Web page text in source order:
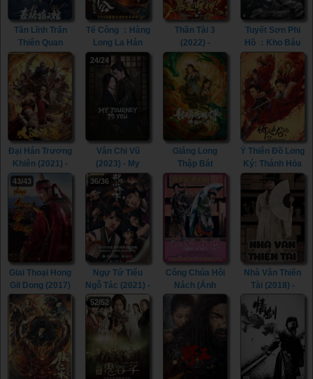
Tần Lĩnh Trấn
Thiên Quan
(2023) - The Sky
Coffin in Qinling
Town (2023)
Tế Công ：Hàng
Long La Hán
(2021) - The
Mad Monk
(2021)
Thần Tài 3
(2022) -
Runaway God of
Wealth 3 (2022)
Tuyết Sơn Phi
Hồ ：Kho Báu
Phương Bắc
(2022) - The
Hidden Fox
(2022)
Đại Hán Trương
Khiên (2021) -
The legend of
Zhang Qian
(2021)
24/24
Vân Chi Vũ
(2023) - My
Journey To You
(2023)
Giáng Long
Thập Bát
Chưởng (2021)
- The Dragon
Tamer (2021)
Ỷ Thiên Đồ Long
Ký: Thánh Hỏa
(2022) - New
Kung Fu Cult
Master 2 (2022)
43/43
Giai Thoại Hong
Gil Dong (2017)
- Thief Who
Stole The
People (2017)
36/36
Ngự Tứ Tiểu
Ngỗ Tác (2021) -
The Imperial
Coroner (2021)
Công Chúa Hôi
Nách (Ánh
Trăng Tình Yêu)
Love (2004)
Nhà Văn Thiên
Tài (2018) -
Heung-Boo: The
Revolutionist
(2018)
52/52